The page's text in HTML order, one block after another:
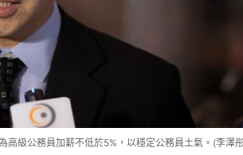
高級公務員加薪不低於5%，以穩定公務員土氣。(李澤